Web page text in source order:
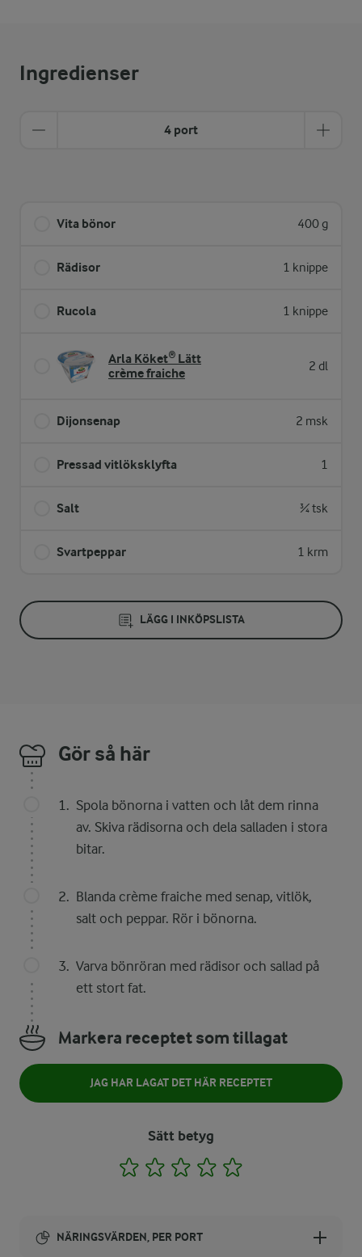
Ingredienser
4 port
Vita bönor 400 g
Rädisor 1 knippe
Rucola 1 knippe
Arla Köket® Lätt
crème fraiche
2 dl
Dijonsenap 2 msk
Pressad vitlöksklyfta 1
Salt ¾ tsk
Svartpeppar 1 krm
LÄGG I INKÖPSLISTA
Gör så här
Spola bönorna i vatten och låt dem rinna
av. Skiva rädisorna och dela salladen i stora
bitar.
Blanda crème fraiche med senap, vitlök,
salt och peppar. Rör i bönorna.
Varva bönröran med rädisor och sallad på
ett stort fat.
Markera receptet som tillagat
JAG HAR LAGAT DET HÄR RECEPTET
Sätt betyg
1 2 3 4
NÄRINGSVÄRDEN, PER PORT